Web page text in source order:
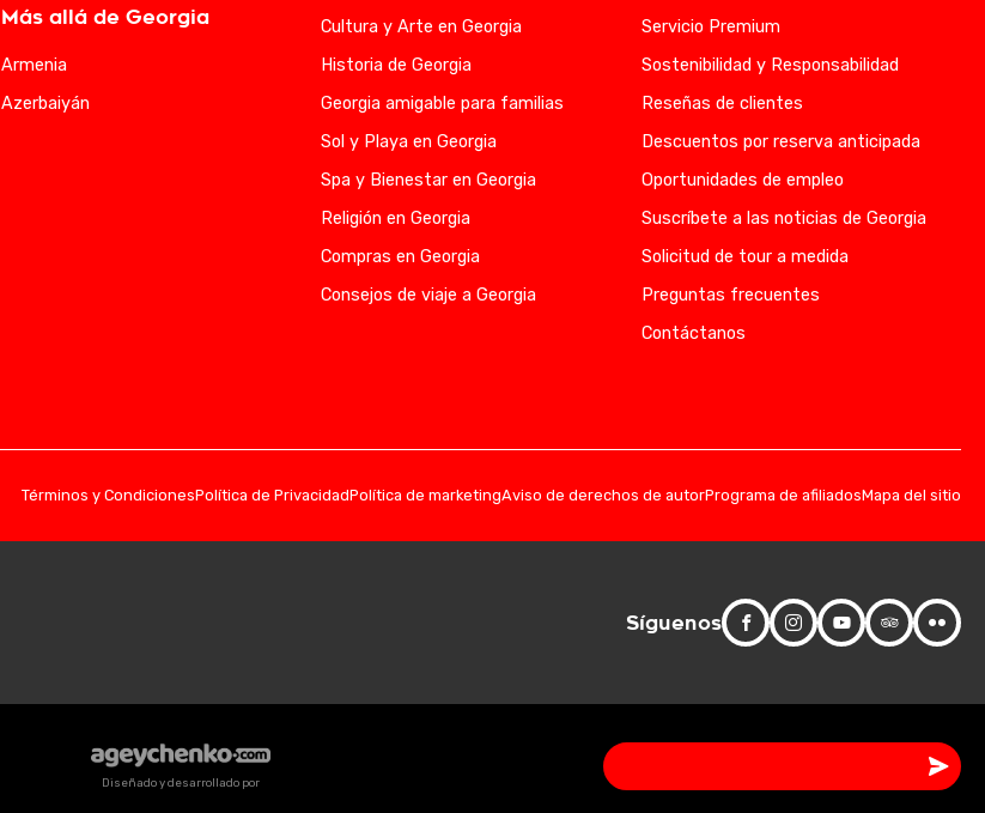
Más allá de Georgia
Armenia
Azerbaiyán
Cultura y Arte en Georgia
Historia de Georgia
Georgia amigable para familias
Sol y Playa en Georgia
Spa y Bienestar en Georgia
Religión en Georgia
Compras en Georgia
Consejos de viaje a Georgia
Servicio Premium
Sostenibilidad y Responsabilidad
Reseñas de clientes
Descuentos por reserva anticipada
Oportunidades de empleo
Suscríbete a las noticias de Georgia
Solicitud de tour a medida
Preguntas frecuentes
Contáctanos
Términos y CondicionesPolítica de PrivacidadPolítica de marketingAviso de derechos de autorPrograma de afiliadosMapa del sitio
Síguenos
Diseñado y desarrollado por